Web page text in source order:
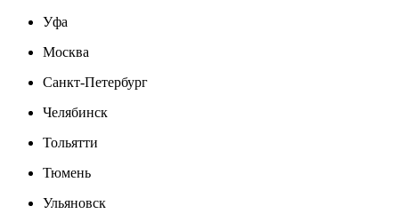
Уфа
Москва
Санкт-Петербург
Челябинск
Тольятти
Тюмень
Ульяновск